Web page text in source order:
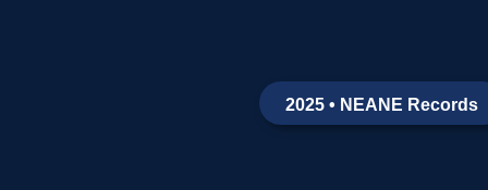
2025 • NEANE Records